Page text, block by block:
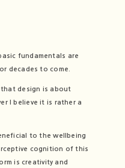
fundamentals are
decades to come.
design is about
I believe it is rather a
to the wellbeing
cognition of this
is creativity and